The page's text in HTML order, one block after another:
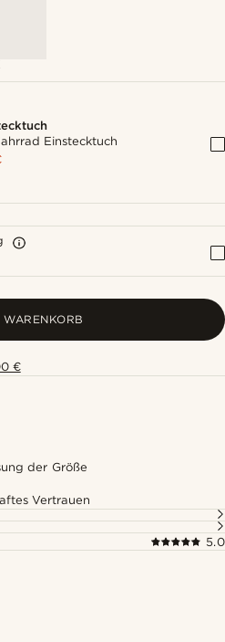
Einstecktuch
WARENKORB
€
der Größe
Vertrauen
5.0